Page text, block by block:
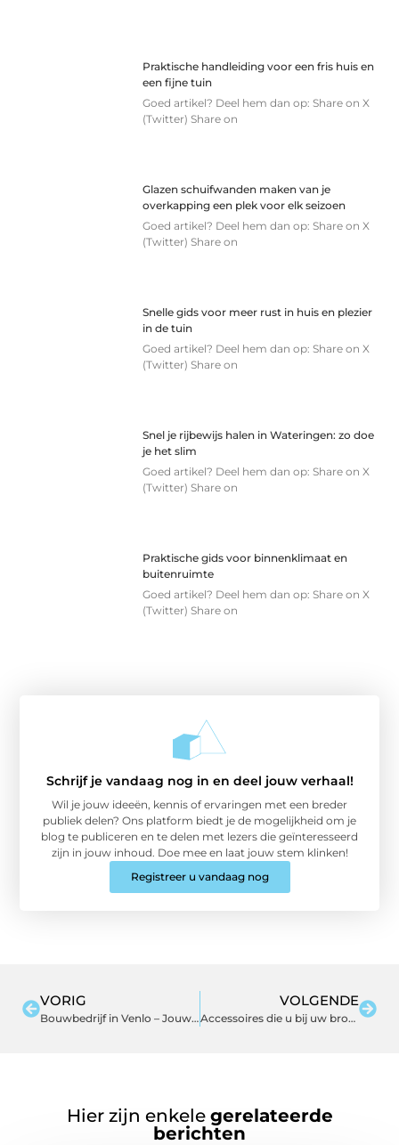
Praktische handleiding voor een fris huis en
een fijne tuin
Goed artikel? Deel hem dan op: Share on X
(Twitter) Share on
Glazen schuifwanden maken van je
overkapping een plek voor elk seizoen
Goed artikel? Deel hem dan op: Share on X
(Twitter) Share on
Snelle gids voor meer rust in huis en plezier
in de tuin
Goed artikel? Deel hem dan op: Share on X
(Twitter) Share on
Snel je rijbewijs halen in Wateringen: zo doe
je het slim
Goed artikel? Deel hem dan op: Share on X
(Twitter) Share on
Praktische gids voor binnenklimaat en
buitenruimte
Goed artikel? Deel hem dan op: Share on X
(Twitter) Share on
Schrijf je vandaag nog in en deel jouw verhaal!
Wil je jouw ideeën, kennis of ervaringen met een breder
publiek delen? Ons platform biedt je de mogelijkheid om je
blog te publiceren en te delen met lezers die geïnteresseerd
zijn in jouw inhoud. Doe mee en laat jouw stem klinken!
Registreer u vandaag nog
VORIG
Bouwbedrijf in Venlo – Jouw Partner voor Elk Bouwproject
VOLGENDE
Accessoires die u bij uw broodrooster kunt kopen om uw ochtendroutine te upgraden
Hier zijn enkele gerelateerde
berichten